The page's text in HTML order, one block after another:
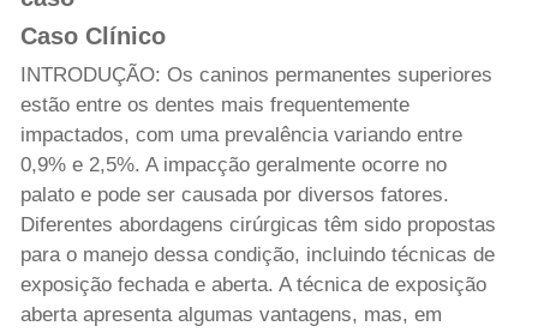
Caso Clínico
INTRODUÇÃO: Os caninos permanentes superiores
estão entre os dentes mais frequentemente
impactados, com uma prevalência variando entre
0,9% e 2,5%. A impacção geralmente ocorre no
palato e pode ser causada por diversos fatores.
Diferentes abordagens cirúrgicas têm sido propostas
para o manejo dessa condição, incluindo técnicas de
exposição fechada e aberta. A técnica de exposição
aberta apresenta algumas vantagens, mas, em